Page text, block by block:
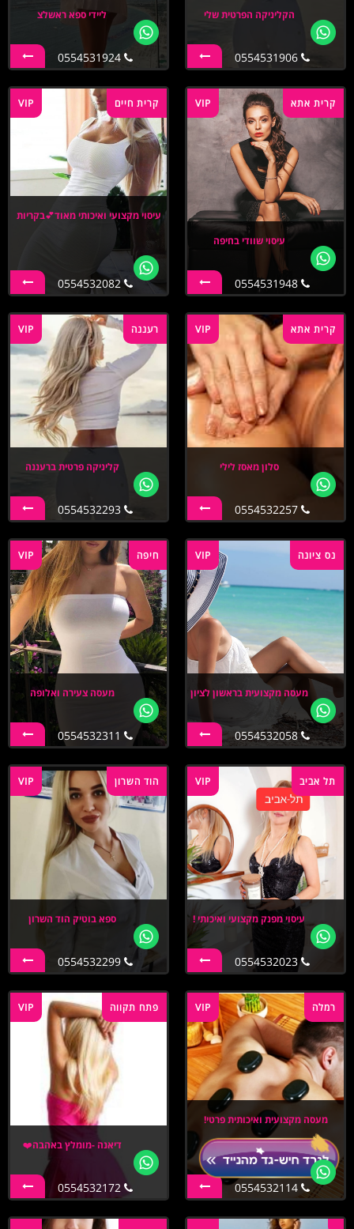
הקליניקה הפרטית שלי
0554531906
ליידי ספא ראשלצ
0554531924
VIP קרית אתא
עיסוי שוודי בחיפה
0554531948
VIP קרית חיים
עיסוי מקצועי ואיכותי מאוד💕בקריות
0554532082
VIP קרית אתא
סלון מאסז לילי
0554532257
VIP רעננה
קליניקה פרטית ברעננה
VIP נס ציונה
מעסה מקצועית בראשון לציון
0554532058
VIP חיפה
מעסה צעירה ואלופה
VIP תל אביב
עיסוי מפנק מקצועי ואיכותי !
0554532023
VIP הוד השרון
ספא בוטיק הוד השרון
0554532299
VIP רמלה
מעסה מקצועית ואיכותית פרטי!
0554532114
VIP פתח תקווה
דיאנה -מומלץ באהבה❤️
0554532172